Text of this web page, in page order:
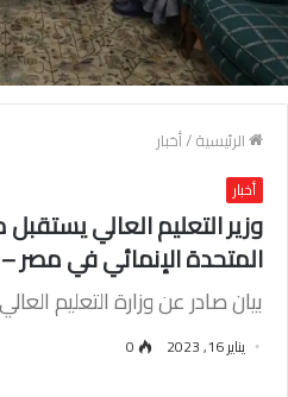
الرئيسية/أخبار
أخبار
وزير التعليم العالي
المتحدة الإنمائي في مصر
بيان صادر عن وزارة التعليم
يناير 16, 2023 0